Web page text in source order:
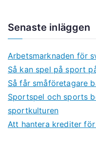
Senaste inläggen
Arbetsmarknaden för
Så kan spel på sport
Så får småföretagare
Sportspel och sports
sportkulturen
Att hantera krediter